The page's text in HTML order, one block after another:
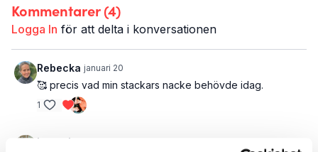
blandning av yoga, styrka, flås, rörlighet och The Flow att köra
en varje dag i 30 dagar. Eller varför inte varannan dag i 60
dagar?
Kommentarer (4)
Logga In för att delta i konversationen
Rebecka januari 20
🥰 precis vad min stackars nacke behövde idag.
1
Lena J.